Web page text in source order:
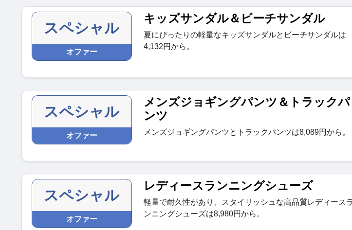
スペシャル
オファー
キッズサンダル＆ビーチサンダル
夏にぴったりの軽量なキッズサンダルとビーチサンダルは
4,132円から。
スペシャル
オファー
メンズジョギングパンツ＆トラックパ
ンツ
メンズジョギングパンツとトラックパンツは8,089円から。
スペシャル
オファー
レディースランニングシューズ
軽量で耐久性があり、スタイリッシュな高品質レディース
ンニングシューズは8,980円から。